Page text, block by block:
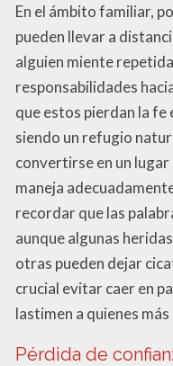
En el ámbito familiar,
pueden llevar a
alguien miente
responsabilidades
que estos pierdan la fe
siendo un refugio
convertirse en un
maneja
recordar que las
aunque algunas
otras pueden dejar
crucial evitar caer en
lastimen a quienes
Pérdida de